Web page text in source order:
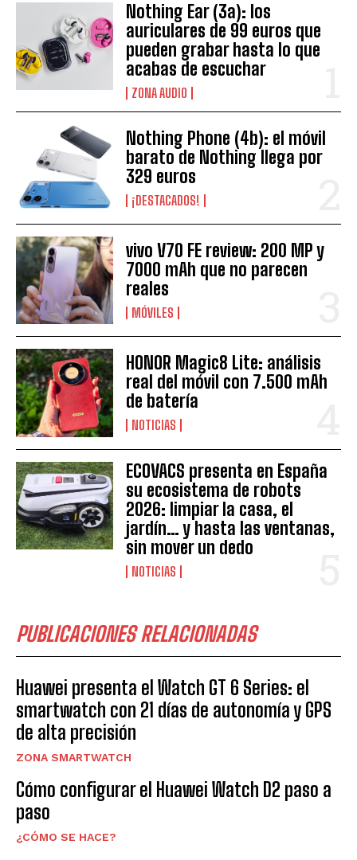
Nothing Ear (3a): los
auriculares de 99 euros que
pueden grabar hasta lo que
acabas de escuchar
ZONA AUDIO
Nothing Phone (4b): el móvil
barato de Nothing llega por
329 euros
¡DESTACADOS!
vivo V70 FE review: 200 MP y
7000 mAh que no parecen
reales
MÓVILES
HONOR Magic8 Lite: análisis
real del móvil con 7.500 mAh
de batería
NOTICIAS
ECOVACS presenta en España
su ecosistema de robots
2026: limpiar la casa, el
jardín… y hasta las ventanas,
sin mover un dedo
NOTICIAS
PUBLICACIONES RELACIONADAS
Huawei presenta el Watch GT 6 Series: el
smartwatch con 21 días de autonomía y GPS
de alta precisión
ZONA SMARTWATCH
Cómo configurar el Huawei Watch D2 paso a
paso
¿CÓMO SE HACE?